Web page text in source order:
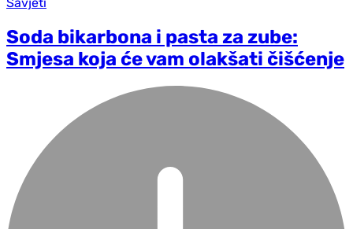
Soda bikarbona i pasta za zube:
Smjesa koja će vam olakšati čišćenje